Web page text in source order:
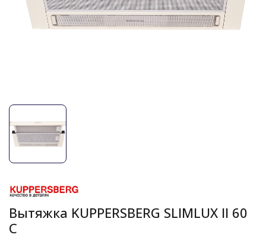
Вытяжка KUPPERSBERG SLIMLUX II 60
C